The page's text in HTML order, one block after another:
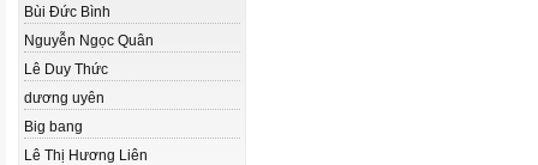
Bùi Đức Bình
Nguyễn Ngọc Quân
Lê Duy Thức
dương uyên
Big bang
Lê Thị Hương Liên